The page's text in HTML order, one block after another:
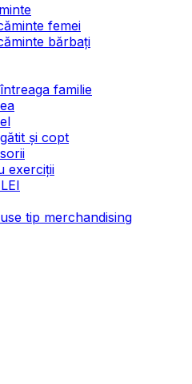
femei
bărbați
familie
și copt
exerciții
tip merchandising